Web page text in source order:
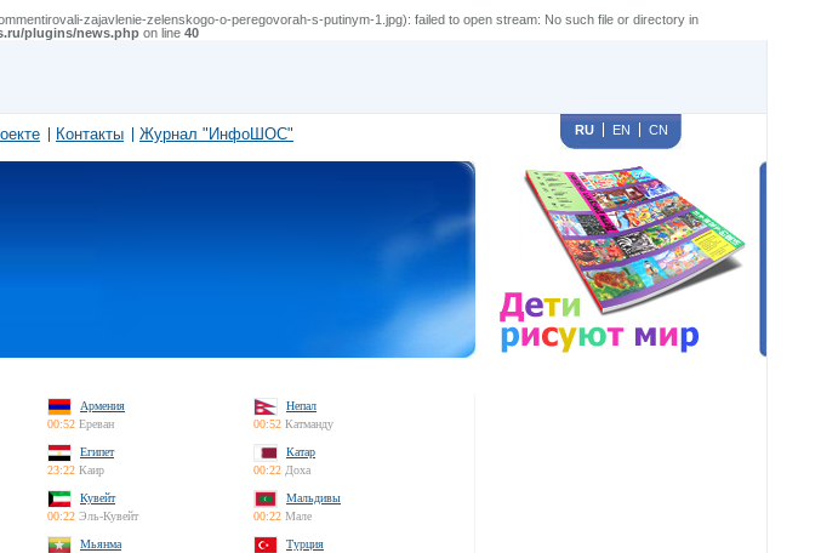
zajavlenie-zelenskogo-o-peregovorah-s-putinym-1.jpg): failed to open stream: No such file or directory in
plugins/news.php on line 40
Контакты Журнал "ИнфоШОС" RU EN CN
Армения
00:52 Ереван
Непал
00:52 Катманду
Египет
23:22 Каир
Катар
00:22 Доха
Кувейт
00:22 Эль-Кувейт
Мальдивы
00:22 Мале
Мьянма
Турция